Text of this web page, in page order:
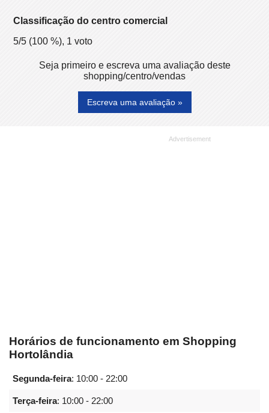
Classificação do centro comercial
5/5 (100 %), 1 voto
Seja primeiro e escreva uma avaliação deste
shopping/centro/vendas
Escreva uma avaliação »
Horários de funcionamento em Shopping
Hortolândia
Segunda-feira: 10:00 - 22:00
Terça-feira: 10:00 - 22:00